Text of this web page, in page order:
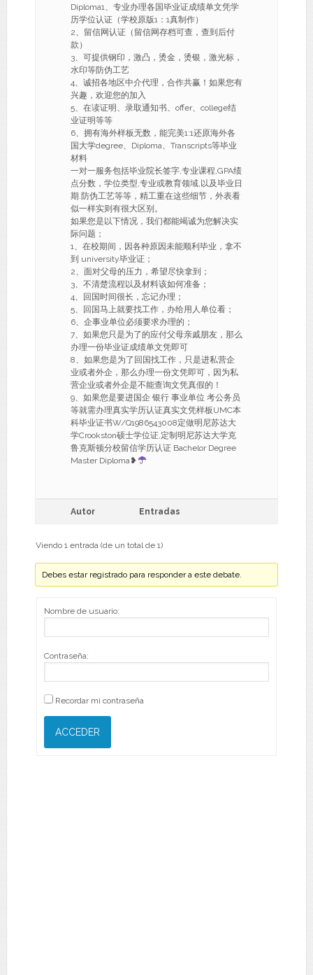
Diploma1、专业办理各国毕业证成绩单文凭学
历学位认证（学校原版1：1真制作）
2、留信网认证（留信网存档可查，查到后付
款）
3、可提供钢印，激凸，烫金，烫银，激光标，
水印等防伪工艺
4、诚招各地区中介代理，合作共赢！如果您有
兴趣，欢迎您的加入
5、在读证明、录取通知书、offer、college结
业证明等等
6、拥有海外样板无数，能完美1:1还原海外各
国大学degree、Diploma、Transcripts等毕业
材料
一对一服务包括毕业院长签字,专业课程,GPA绩
点分数，学位类型,专业或教育领域,以及毕业日
期.防伪工艺等等，精工重在这些细节，外表看
似一样实则有很大区别。
如果您是以下情况，我们都能竭诚为您解决实
际问题；
1、在校期间，因各种原因未能顺利毕业，拿不
到 university毕业证；
2、面对父母的压力，希望尽快拿到；
3、不清楚流程以及材料该如何准备；
4、回国时间很长，忘记办理；
5、回国马上就要找工作，办给用人单位看；
6、企事业单位必须要求办理的；
7、如果您只是为了的应付父母亲戚朋友，那么
办理一份毕业证成绩单文凭即可
8、如果您是为了回国找工作，只是进私营企
业或者外企，那么办理一份文凭即可，因为私
营企业或者外企是不能查询文凭真假的！
9、如果您是要进国企 银行 事业单位 考公务员
等就需办理真实学历认证真实文凭样板UMC本
科毕业证书W/Q1986543008定做明尼苏达大
学Crookston硕士学位证,定制明尼苏达大学克
鲁克斯顿分校留信学历认证 Bachelor Degree
Master Diploma❥
Autor Entradas
Viendo 1 entrada (de un total de 1)
Debes estar registrado para responder a este debate.
Nombre de usuario:
Contraseña:
Recordar mi contraseña
ACCEDER